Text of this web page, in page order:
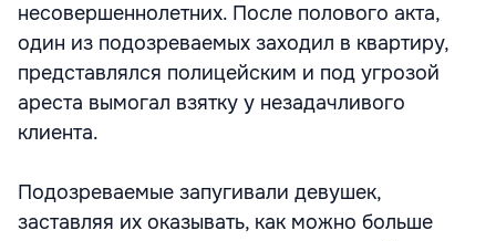
несовершеннолетних. После полового акта,
один из подозреваемых заходил в квартиру,
представлялся полицейским и под угрозой
ареста вымогал взятку у незадачливого
клиента.
Подозреваемые запугивали девушек,
заставляя их оказывать, как можно больше